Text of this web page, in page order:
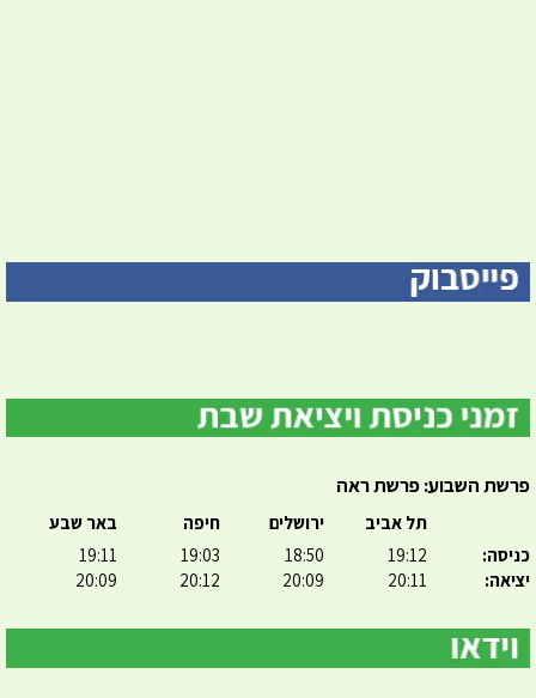
פרשת השבוע: פרשת ראה
כניסה:
יציאה:
תל אביב
19:12
20:11
ירושלים
18:50
20:09
חיפה
19:03
20:12
באר שבע
19:11
20:09